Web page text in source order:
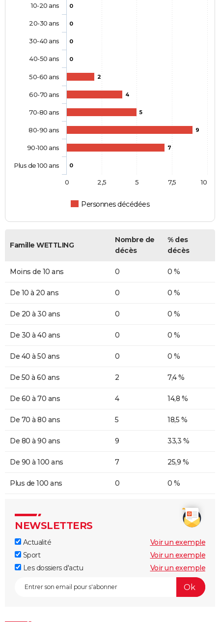
0
0
0
0
2
4
5
9
7
0
Personnes décédées
10-20 ans
20-30 ans
30-40 ans
40-50 ans
50-60 ans
60-70 ans
70-80 ans
80-90 ans
90-100 ans
Plus de 100 ans
0 10
2,5 5 7,5
Famille WETTLING
Nombre de
décès
% des
décès
Moins de 10 ans 0 0 %
De 10 à 20 ans 0 0 %
De 20 à 30 ans 0 0 %
De 30 à 40 ans 0 0 %
De 40 à 50 ans 0 0 %
De 50 à 60 ans 2 7,4 %
De 60 à 70 ans 4 14,8 %
De 70 à 80 ans 5 18,5 %
De 80 à 90 ans 9 33,3 %
De 90 à 100 ans 7 25,9 %
Plus de 100 ans 0 0 %
NEWSLETTERS
Actualité
Voir un exemple
Sport
Voir un exemple
Les dossiers d'actu
Voir un exemple